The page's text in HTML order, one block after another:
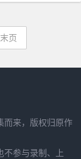
末页
而来，版权归原作
不参与录制、上